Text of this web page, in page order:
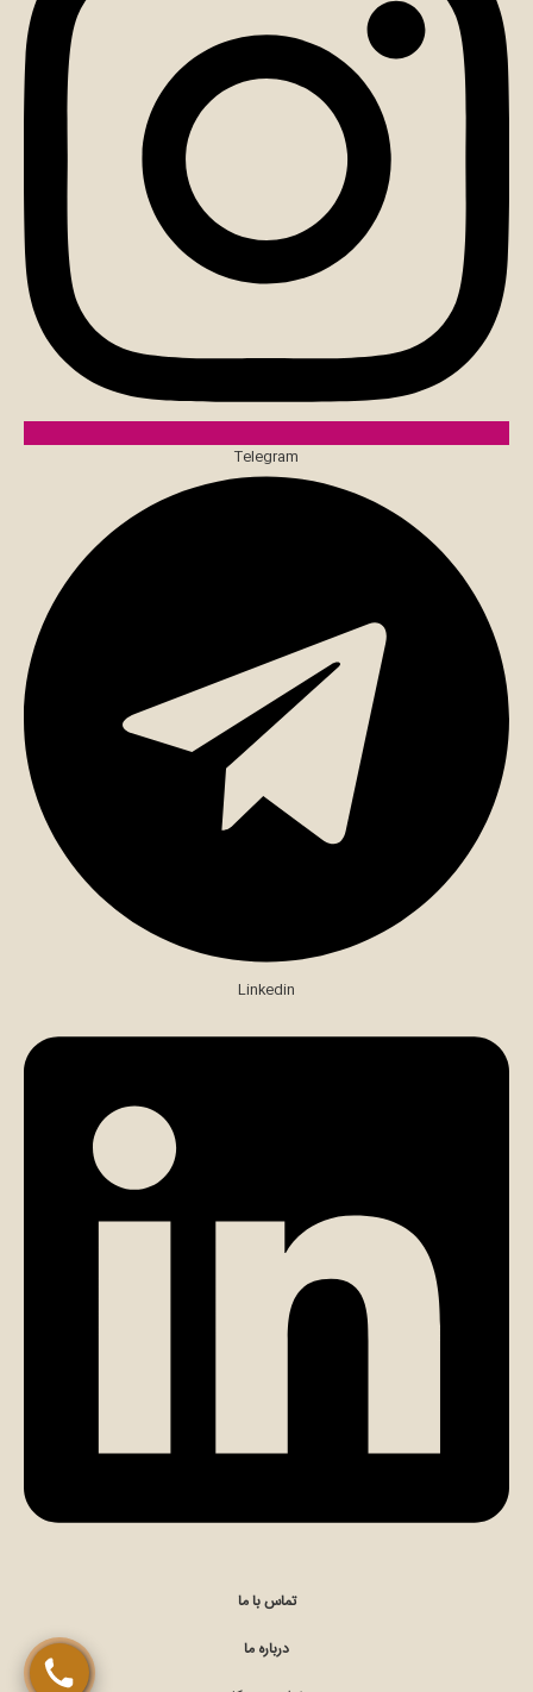
Telegram
Linkedin
تماس با ما
درباره ما
تماس مستقیم با کارشناس (الهام مومن)